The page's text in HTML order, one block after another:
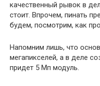
качественный рывок в
стоит. Впрочем, пинать
будем, посмотрим, как
Напомним лишь, что
мегапикселей, а в деле
придет 5 Мп модуль.